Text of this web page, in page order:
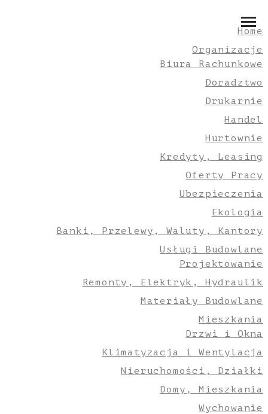
Home
Organizacje
Biura Rachunkowe
Doradztwo
Drukarnie
Handel
Hurtownie
Kredyty, Leasing
Oferty Pracy
Ubezpieczenia
Ekologia
Banki, Przelewy, Waluty, Kantory
Usługi Budowlane
Projektowanie
Remonty, Elektryk, Hydraulik
Materiały Budowlane
Mieszkania
Drzwi i Okna
Klimatyzacja i Wentylacja
Nieruchomości, Działki
Domy, Mieszkania
Wychowanie